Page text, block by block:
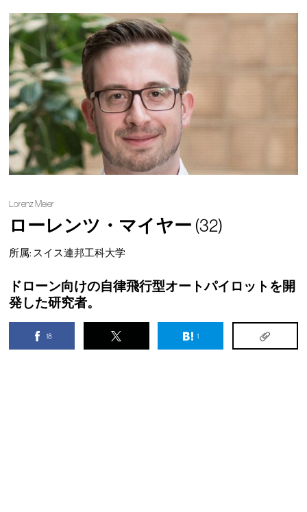
Lorenz Meier
ローレンツ・マイヤー (32)
所属: スイス連邦工科大学
ドローン向けの自律飛行型オートパイロットを開
発した研究者。
18 1